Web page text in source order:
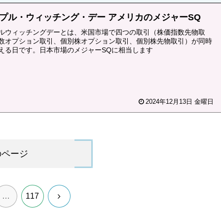
ル・ウィッチング・デー アメリカのメジャーSQ
ウィッチングデーとは、米国市場で四つの取引（株価指数先物取
オプション取引、個別株オプション取引、個別株先物取引）が同時
る日です。日本市場のメジャーSQに相当します
2024年12月13日 金曜日
ージ
… 117 次